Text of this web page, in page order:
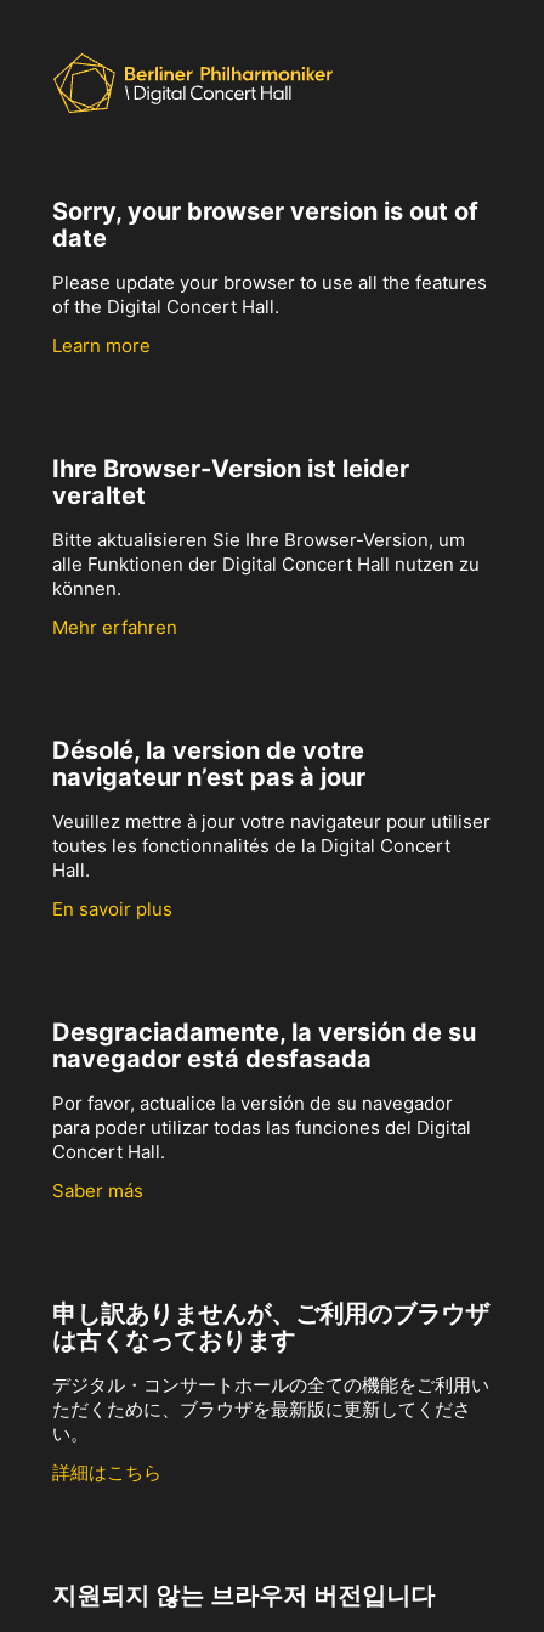
Sorry, your browser version is out of
date
Please update your browser to use all the features
of the Digital Concert Hall.
Learn more
Ihre Browser-Version ist leider
veraltet
Bitte aktualisieren Sie Ihre Browser-Version, um
alle Funktionen der Digital Concert Hall nutzen zu
können.
Mehr erfahren
Désolé, la version de votre
navigateur n’est pas à jour
Veuillez mettre à jour votre navigateur pour utiliser
toutes les fonctionnalités de la Digital Concert
Hall.
En savoir plus
Desgraciadamente, la versión de su
navegador está desfasada
Por favor, actualice la versión de su navegador
para poder utilizar todas las funciones del Digital
Concert Hall.
Saber más
申し訳ありませんが、ご利用のブラウザ
は古くなっております
デジタル・コンサートホールの全ての機能をご利用い
ただくために、ブラウザを最新版に更新してくださ
い。
詳細はこちら
지원되지 않는 브라우저 버전입니다